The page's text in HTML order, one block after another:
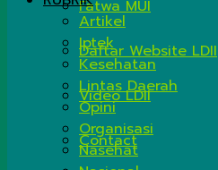
Fatwa MUI
Daftar Website LDII
Video LDII
Contact
Artikel
Iptek
Kesehatan
Lintas Daerah
Opini
Organisasi
Nasehat